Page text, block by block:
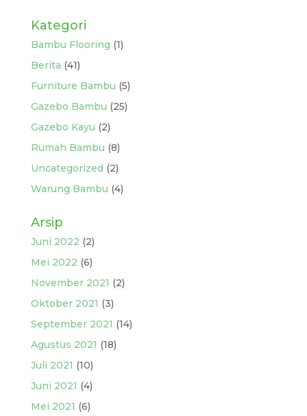
Kategori
Bambu Flooring (1)
Berita (41)
Furniture Bambu (5)
Gazebo Bambu (25)
Gazebo Kayu (2)
Rumah Bambu (8)
Uncategorized (2)
Warung Bambu (4)
Arsip
Juni 2022 (2)
Mei 2022 (6)
November 2021 (2)
Oktober 2021 (3)
September 2021 (14)
Agustus 2021 (18)
Juli 2021 (10)
Juni 2021 (4)
Mei 2021 (6)